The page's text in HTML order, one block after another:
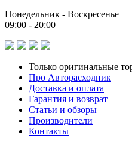
Понедельник - Воскресенье
09:00 - 20:00
Только оригинальные
Про Авторасходник
Доставка и оплата
Гарантия и возврат
Статьи и обзоры
Производители
Контакты